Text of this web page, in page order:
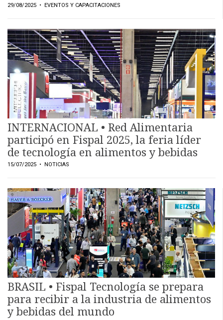
29/08/2025 • EVENTOS Y CAPACITACIONES
INTERNACIONAL • Red Alimentaria
participó en Fispal 2025, la feria líder
de tecnología en alimentos y bebidas
15/07/2025 • NOTICIAS
BRASIL • Fispal Tecnología se prepara
para recibir a la industria de alimentos
y bebidas del mundo